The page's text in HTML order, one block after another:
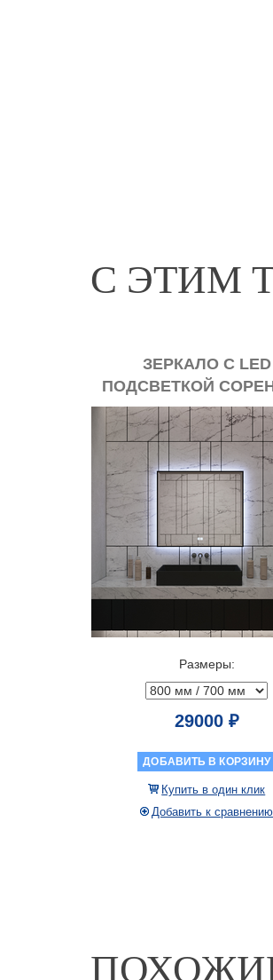
С ЭТИМ
ЗЕРКАЛО С LED
ПОДСВЕТКОЙ
Размеры:
29000 ₽
ДОБАВИТЬ В КОРЗИНУ
Купить в один клик
Добавить к сравнению